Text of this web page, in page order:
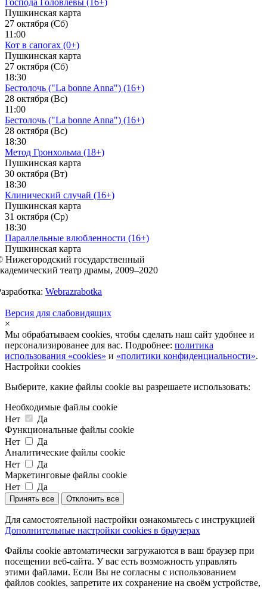
Пушкинская карта
27 октября (Сб)
11:00
Кот в сапогах (0+)
Пушкинская карта
27 октября (Сб)
18:30
Бестолочь ("La bonne Anna") (16+)
28 октября (Вс)
11:00
Бестолочь ("La bonne Anna") (16+)
28 октября (Вс)
18:30
Метод Гронхольма (18+)
Пушкинская карта
30 октября (Вт)
18:30
Клинический случай (16+)
Пушкинская карта
31 октября (Ср)
18:30
Параллельные влюбленности (16+)
Пушкинская карта
Нижегородский государственный
театр драмы, 2009–2020
Webrazrabotka
Версия для слабовидящих
×
Мы обрабатываем cookies, чтобы сделать наш сайт удобнее и
персонализированее для вас. Подробнее: политика
использования «cookies» и «политики конфиденциальности».
Настройки cookies
Выберите, какие файлы cookie вы разрешаете использовать:
Необходимые файлы cookie
Нет
Да
Функциональные файлы cookie
Нет
Да
Аналитические файлы cookie
Нет
Да
Маркетинговые файлы cookie
Нет
Да
Принять все Отклонить все
Для самостоятельной настройки ознакомьтесь с инструкцией
Дополнительные настройки cookies в браузерах
Файлы cookie автоматически загружаются в ваш браузер при
посещении веб-сайта. У вас есть возможность управлять
этими файлами. Если Вы не согласны с использованием
файлов cookies, запретите их сохранение на своём устройстве,